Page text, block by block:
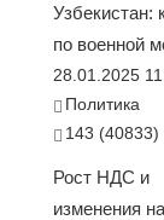
Узбекистан:
по военной
28.01.2025
Политика
143 (40833)
Рост НДС и
изменения